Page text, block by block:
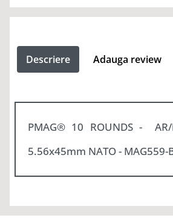
Descriere Adauga review
PMAG® 10 ROUNDS -
5.56x45mm NATO - MAG559-